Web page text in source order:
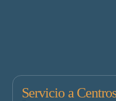
Servicio a Centros